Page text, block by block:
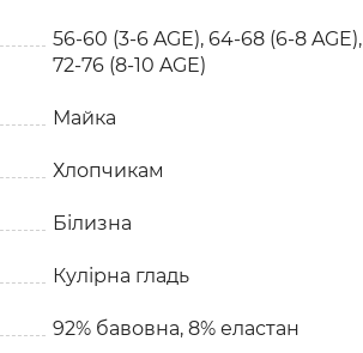
56-60 (3-6 AGE), 64-68 (6-8 AGE),
72-76 (8-10 AGE)
Майка
Хлопчикам
Білизна
Кулірна гладь
92% бавовна, 8% еластан